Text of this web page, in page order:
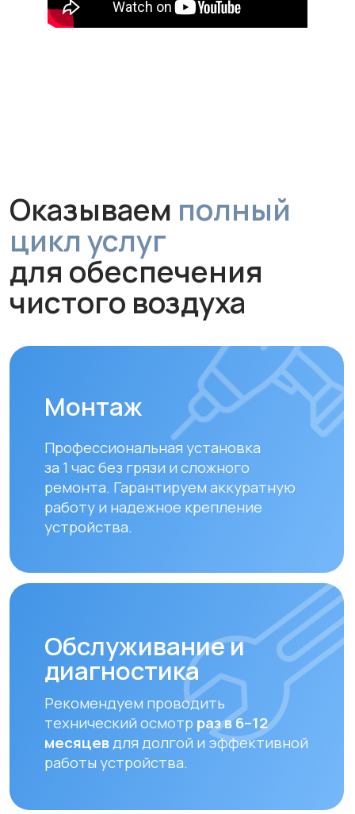
работы устройства.
Своевременная замена фильтров –
залог чистого воздуха. Подбираем и
устанавливаем оригинальные или
совместимые фильтры.
Замена фильтров
работу и надежное крепление
устройства.
Оплата и доставка
Оплата
Доставка осуществляется после
полной предоплаты заказа.
Вы можете оплатить заказ
Мы предлагаем удобные способы оплаты
и быструю доставку для наших клиентов